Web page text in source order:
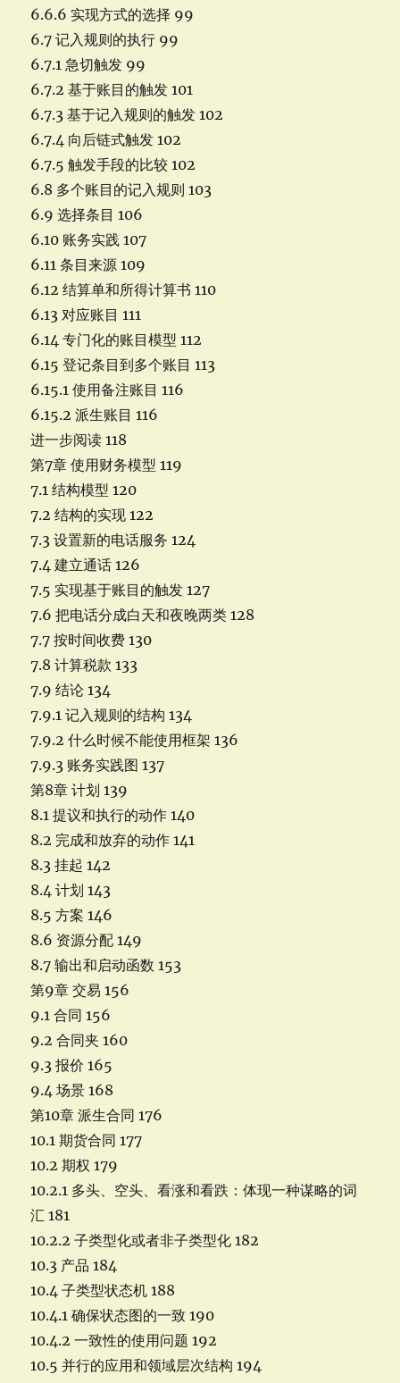
6.6.6 实现方式的选择 99
6.7 记入规则的执行 99
6.7.1 急切触发 99
6.7.2 基于账目的触发 101
6.7.3 基于记入规则的触发 102
6.7.4 向后链式触发 102
6.7.5 触发手段的比较 102
6.8 多个账目的记入规则 103
6.9 选择条目 106
6.10 账务实践 107
6.11 条目来源 109
6.12 结算单和所得计算书 110
6.13 对应账目 111
6.14 专门化的账目模型 112
6.15 登记条目到多个账目 113
6.15.1 使用备注账目 116
6.15.2 派生账目 116
进一步阅读 118
第7章 使用财务模型 119
7.1 结构模型 120
7.2 结构的实现 122
7.3 设置新的电话服务 124
7.4 建立通话 126
7.5 实现基于账目的触发 127
7.6 把电话分成白天和夜晚两类 128
7.7 按时间收费 130
7.8 计算税款 133
7.9 结论 134
7.9.1 记入规则的结构 134
7.9.2 什么时候不能使用框架 136
7.9.3 账务实践图 137
第8章 计划 139
8.1 提议和执行的动作 140
8.2 完成和放弃的动作 141
8.3 挂起 142
8.4 计划 143
8.5 方案 146
8.6 资源分配 149
8.7 输出和启动函数 153
第9章 交易 156
9.1 合同 156
9.2 合同夹 160
9.3 报价 165
9.4 场景 168
第10章 派生合同 176
10.1 期货合同 177
10.2 期权 179
10.2.1 多头、空头、看涨和看跌：体现一种谋略的词
汇 181
10.2.2 子类型化或者非子类型化 182
10.3 产品 184
10.4 子类型状态机 188
10.4.1 确保状态图的一致 190
10.4.2 一致性的使用问题 192
10.5 并行的应用和领域层次结构 194